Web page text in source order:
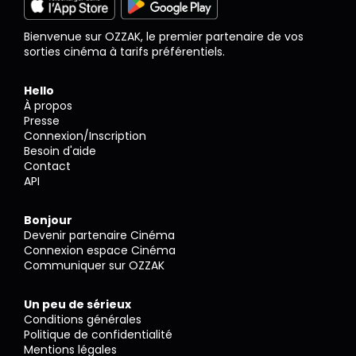
Bienvenue sur OZZAK, le premier partenaire de vos
sorties cinéma à tarifs préférentiels.
Hello
À propos
Presse
Connexion/Inscription
Besoin d'aide
Contact
API
Bonjour
Devenir partenaire Cinéma
Connexion espace Cinéma
Communiquer sur OZZAK
Un peu de sérieux
Conditions générales
Politique de confidentialité
Mentions légales